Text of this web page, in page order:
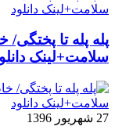
پله پله تا
سلامت+لینک
27 شهریور 1396